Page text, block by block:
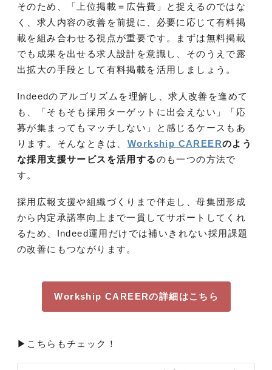
そのため、「上位掲載＝広告費」と捉えるのではな
く、求人内容の改善を前提に、必要に応じて有料掲
載を組み合わせる視点が重要です。まずは無料掲載
でも成果を出せる求人設計を意識し、そのうえで露
出拡大の手段として有料掲載を活用しましょう。
Indeedのアルゴリズムを理解し、求人改善を進めて
も、「そもそも採用ターゲットに出会えない」「応
募が集まってもマッチしない」と感じるケースもあ
ります。そんなときは、 Workship CAREERのよう
な採用支援サービスを活用するのも一つの方法で
す。
採用広報支援や組織づくりまで伴走し、母集団形成
から内定承諾率向上まで一貫してサポートしてくれ
るため、Indeed運用だけでは補いきれない採用課題
の改善にもつながります。
Workship CAREERの詳細はこちら
▶こちらもチェック！